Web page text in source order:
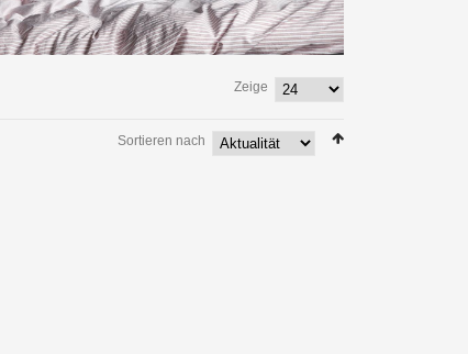
Zeige
Sortieren nach